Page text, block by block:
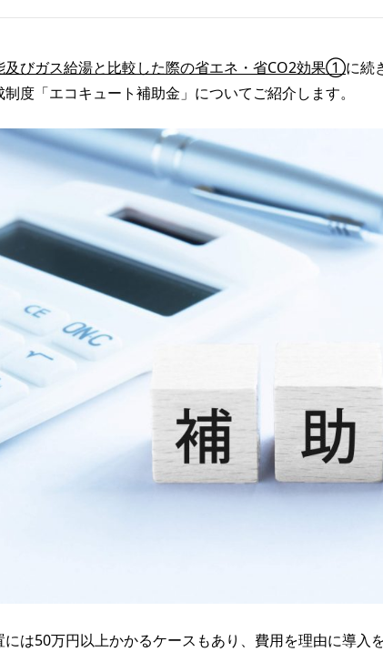
及びガス給湯と比較した際の省エネ・省CO2効果①に続
度「エコキュート補助金」についてご紹介します。
は50万円以上かかるケースもあり、費用を理由に導入